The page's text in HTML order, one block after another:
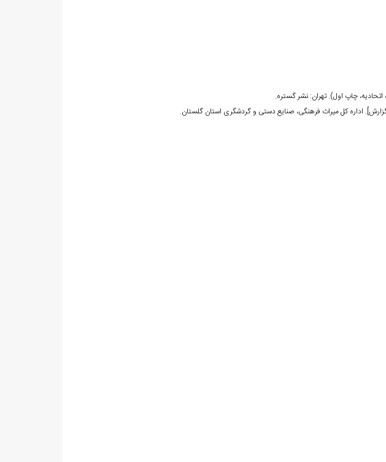
چاپ اول). تهران: نشر گستره.
[. اداره کل میراث فرهنگی، صنایع دستی و گردشگری استان گلستان.